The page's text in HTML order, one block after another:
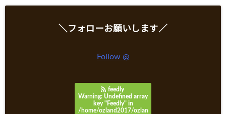
＼フォローお願いします／
Follow @
feedly
Warning: Undefined array
key "Feedly" in
/home/ozland2017/ozlan